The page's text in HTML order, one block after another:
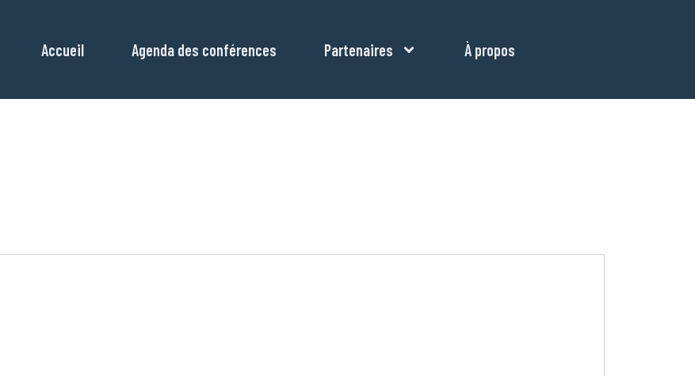
Accueil Agenda des conférences Partenaires À propos